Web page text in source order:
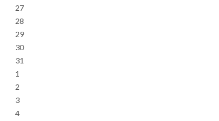
27
28
29
30
31
1
2
3
4